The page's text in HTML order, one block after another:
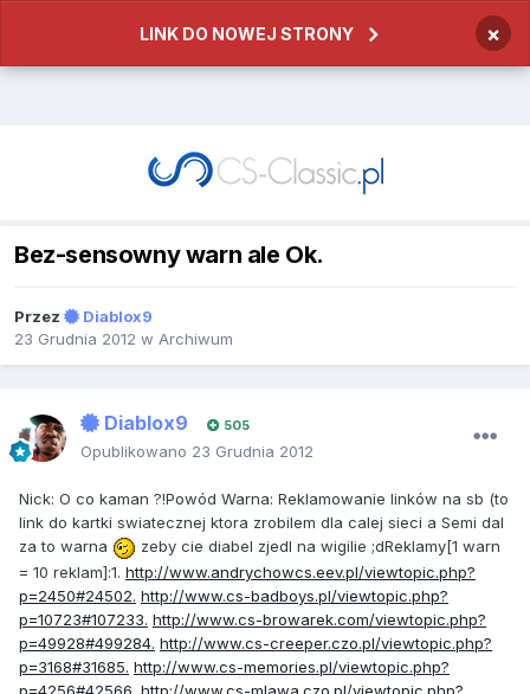
LINK DO NOWEJ STRONY ×
Bez-sensowny warn ale Ok.
Przez
Diablox9
23 Grudnia 2012 w Archiwum
Diablox9 505
Opublikowano 23 Grudnia 2012
Nick: O co kaman ?!Powód Warna: Reklamowanie linków na sb (to
link do kartki swiatecznej ktora zrobilem dla calej sieci a Semi dal
za to warna
zeby cie diabel zjedl na wigilie ;dReklamy[1 warn
= 10 reklam]:1. http://www.andrychowcs.eev.pl/viewtopic.php?
p=2450#24502. http://www.cs-badboys.pl/viewtopic.php?
p=10723#107233. http://www.cs-browarek.com/viewtopic.php?
p=49928#499284. http://www.cs-creeper.czo.pl/viewtopic.php?
p=3168#31685. http://www.cs-memories.pl/viewtopic.php?